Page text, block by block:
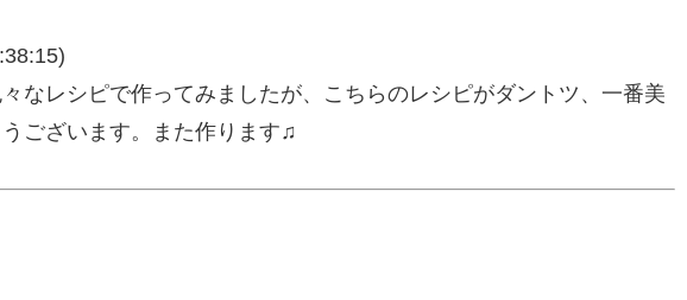
なレシピで作ってみましたが、こちらのレシピがダントツ、一番美
ございます。また作ります♫